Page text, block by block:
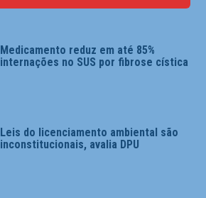
Medicamento reduz em até 85%
internações no SUS por fibrose cística
Leis do licenciamento ambiental são
inconstitucionais, avalia DPU